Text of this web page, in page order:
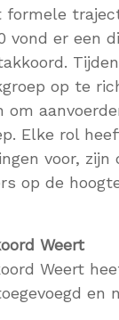
formele
vond er een
op te
om
Elke rol
voor,
op de
Weert
Weert
en